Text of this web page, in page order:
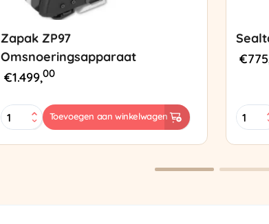
Zapak ZP97
Omsnoeringsapparaat
€1.499,00
Zapak
ZP97
Toevoegen aan winkelwagen
€
Super